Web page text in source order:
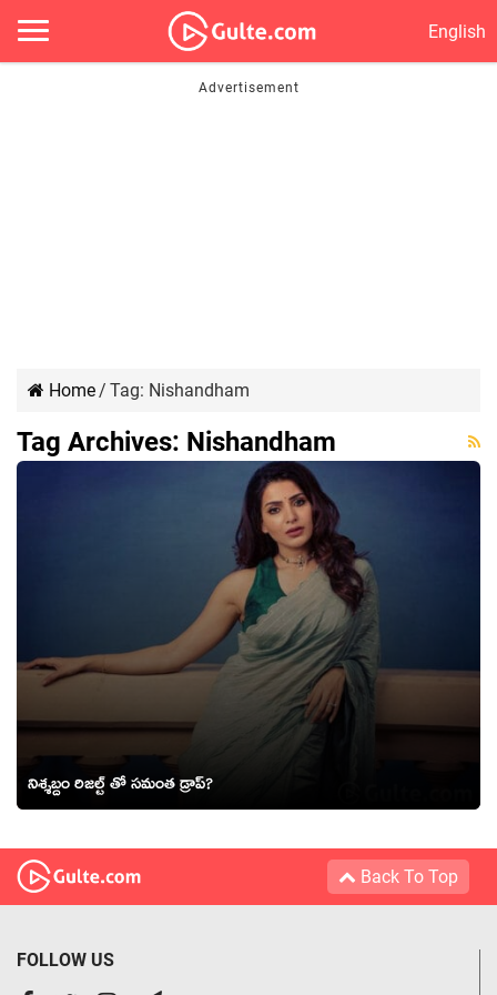
English
Home/ Tag: Nishandham
Tag Archives: Nishandham
నిశ్శబ్దం రిజల్ట్ తో సమంత డ్రాప్‍?
Back To Top
FOLLOW US